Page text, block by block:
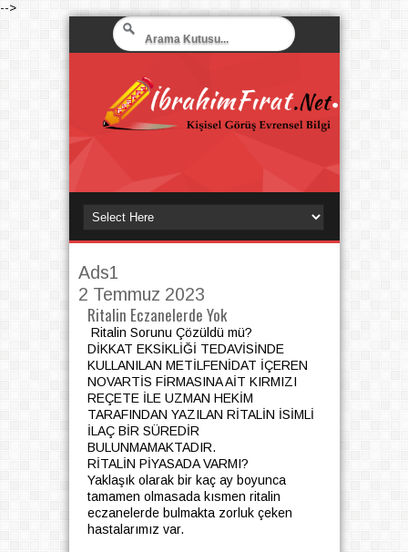
-->
Ads1
2 Temmuz 2023
Ritalin Eczanelerde Yok
Ritalin Sorunu Çözüldü mü?
DİKKAT EKSİKLİĞİ TEDAVİSİNDE
KULLANILAN METİLFENİDAT İÇEREN
NOVARTİS FİRMASINA AİT KIRMIZI
REÇETE İLE UZMAN HEKİM
TARAFINDAN YAZILAN RİTALİN İSİMLİ
İLAÇ BİR SÜREDİR
BULUNMAMAKTADIR.
RİTALİN PİYASADA VARMI?
Yaklaşık olarak bir kaç ay boyunca
tamamen olmasada kısmen ritalin
eczanelerde bulmakta zorluk çeken
hastalarımız var.